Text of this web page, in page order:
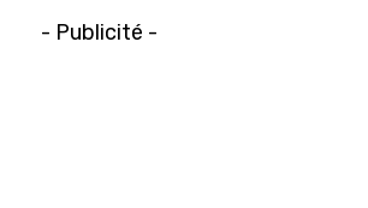
- Publicité -